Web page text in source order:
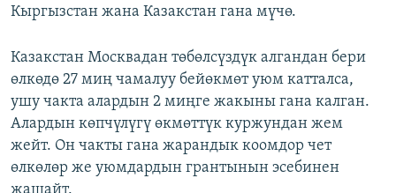
Кыргызстан жана Казакстан гана мүчө.
Казакстан Москвадан төбөлсүздүк алгандан бери
өлкөдө 27 миң чамалуу бейөкмөт уюм катталса,
ушу чакта алардын 2 миңге жакыны гана калган.
Алардын көпчүлүгү өкмөттүк куржундан жем
жейт. Он чакты гана жарандык коомдор чет
өлкөлөр же уюмдардын грантынын эсебинен